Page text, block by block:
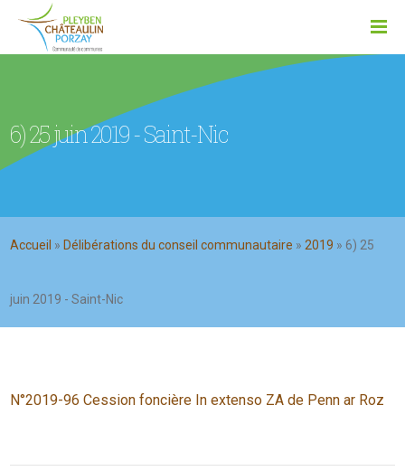
6) 25 juin 2019 - Saint-Nic
Accueil » Délibérations du conseil communautaire »2019 »6) 25
juin 2019 - Saint-Nic
N°2019-96 Cession foncière In extenso ZA de Penn ar Roz